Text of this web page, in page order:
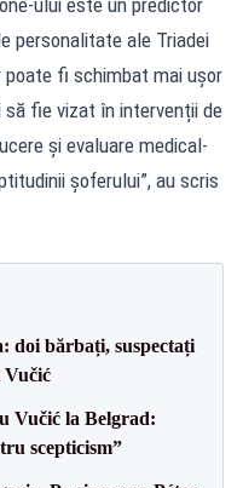
personalitate ale Triadei
fi schimbat mai ușor
să fie vizat în intervenții de
și evaluare medical-
șoferului”, au scris
doi bărbați, suspectați
Vučić
Vučić la Belgrad:
scepticism”